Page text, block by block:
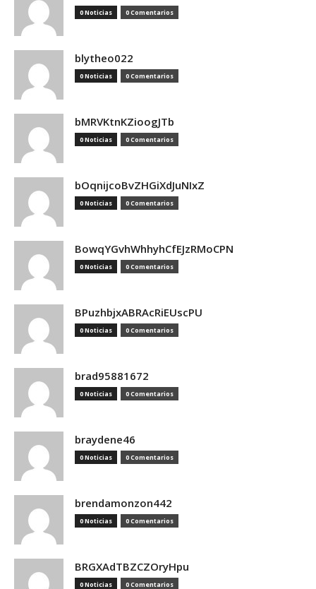
0 Noticias 0 Comentarios
blytheo022
0 Noticias 0 Comentarios
bMRVKtnKZioogJTb
0 Noticias 0 Comentarios
bOqnijcoBvZHGiXdJuNIxZ
0 Noticias 0 Comentarios
BowqYGvhWhhyhCfEJzRMoCPN
0 Noticias 0 Comentarios
BPuzhbjxABRAcRiEUscPU
0 Noticias 0 Comentarios
brad95881672
0 Noticias 0 Comentarios
braydene46
0 Noticias 0 Comentarios
brendamonzon442
0 Noticias 0 Comentarios
BRGXAdTBZCZOryHpu
0 Noticias 0 Comentarios